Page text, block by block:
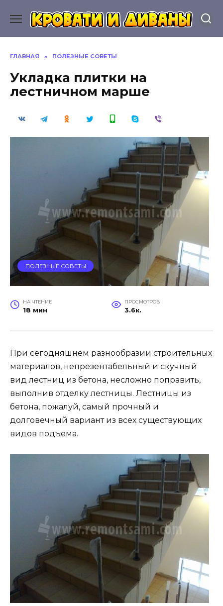
содержанию
ГЛАВНАЯ » ПОЛЕЗНЫЕ СОВЕТЫ
Укладка плитки на
лестничном марше
ПОЛЕЗНЫЕ СОВЕТЫ
НА ЧТЕНИЕ
18 мин
ПРОСМОТРОВ
3.6к.
При сегодняшнем разнообразии строительных
материалов, непрезентабельный и скучный
вид лестниц из бетона, несложно поправить,
выполнив отделку лестницы. Лестницы из
бетона, пожалуй, самый прочный и
долговечный вариант из всех существующих
видов подъема.